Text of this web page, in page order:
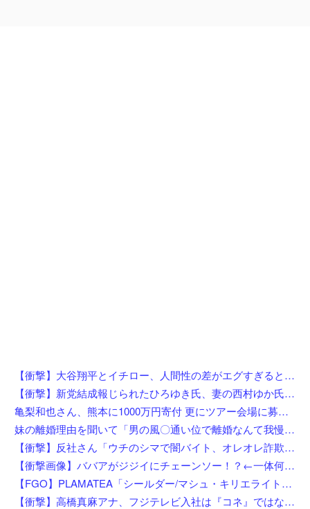
【衝撃】大谷翔平とイチロー、人間性の差がエグすぎると話題に←お前らコレ見てどう思う？？？？？？
【衝撃】新党結成報じられたひろゆき氏、妻の西村ゆか氏がＸで激怒してしまうw w w w w w w w w
亀梨和也さん、熊本に1000万円寄付 更にツアー会場に募金箱設置
妹の離婚理由を聞いて「男の風〇通い位で離婚なんて我慢足りないｗ私なら自分を反省する」とドヤるコトメ。すかさずコトメ夫が風〇店に入る証拠写真を見せてあげた結果ｗｗｗｗｗｗ
【衝撃】反社さん「ウチのシマで闇バイト、オレオレ詐欺、強盗する奴らぶっ○す」←これw w w w w w w
【衝撃画像】ババアがジジイにチェーンソー！？←一体何があったんやコレw w w w w w w w w
【FGO】PLAMATEA「シールダー/マシュ・キリエライト〔オルテナウス〕」プラモデル【明日先行予約開始】
【衝撃】高橋真麻アナ、フジテレビ入社は『コネ』ではないが…「忖度じゃないですか？」←これw w w w w w w w